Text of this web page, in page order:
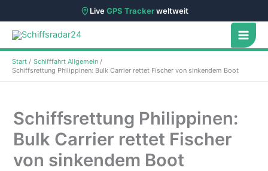
LiveGPS Trackerweltweit
Zum
Inhalt
springen
Start
Schifffahrt Allgemein
Schiffsrettung Philippinen: Bulk Carrier rettet Fischer von sinkendem Boot
Schiffsrettung Philippinen:
Bulk Carrier rettet Fischer
von sinkendem Boot